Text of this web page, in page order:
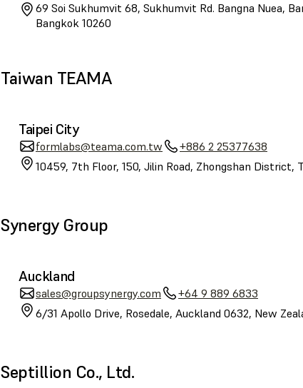
69 Soi Sukhumvit 68, Sukhumvit Rd. Bangna Nuea,
Bangkok 10260
Taiwan TEAMA
Taipei City
formlabs@teama.com.tw
+886 2 25377638
10459, 7th Floor, 150, Jilin Road, Zhongshan District,
Synergy Group
Auckland
sales@groupsynergy.com
+64 9 889 6833
6/31 Apollo Drive, Rosedale, Auckland 0632, New
Septillion Co., Ltd.